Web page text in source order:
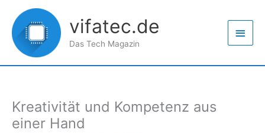
Inhalt
springen
vifatec.de
Das Tech Magazin
Kreativität und Kompetenz aus
einer Hand